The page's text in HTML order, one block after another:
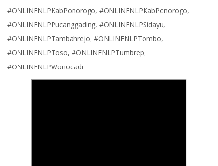
#ONLINENLPKabPonorogo, #ONLINENLPKabPonorogo,
#ONLINENLPPucanggading, #ONLINENLPSidayu,
#ONLINENLPTambahrejo, #ONLINENLPTombo,
#ONLINENLPToso, #ONLINENLPTumbrep,
#ONLINENLPWonodadi